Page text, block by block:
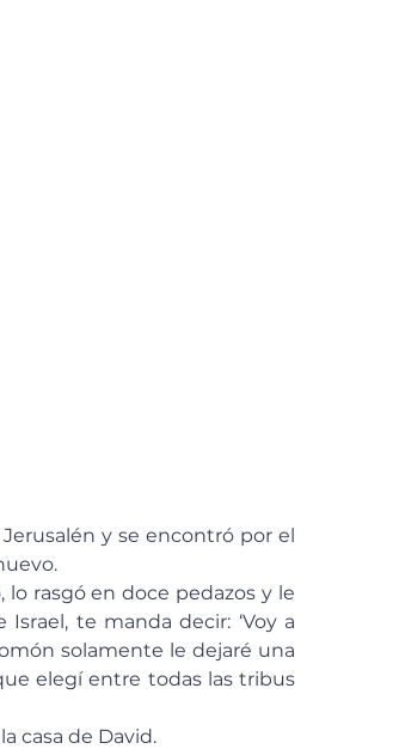
te manda decir: ‘Voy a
solamente le dejaré una
elegí entre todas las tribus
casa de David.